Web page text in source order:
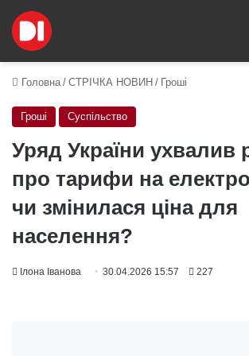
Головна / СТРІЧКА НОВИН / Гроші
Гроші Суспільство
Уряд України ухвалив
про тарифи на
чи змінилася ціна для
населення?
Ілона Іванова 30.04.2026 15:57 227